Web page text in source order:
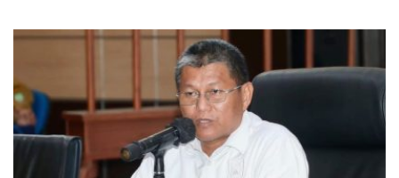
Pembukaan Trase Jalan
Baru